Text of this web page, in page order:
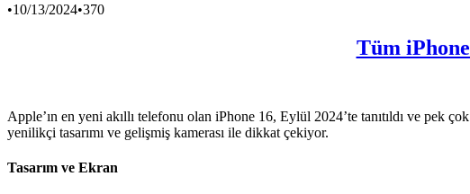
•10/13/2024•370
Tüm
Apple’ın en yeni akıllı telefonu olan iPhone 16, Eylül 2024’te tanıtıldı ve pek
yenilikçi tasarımı ve gelişmiş kamerası ile dikkat çekiyor.
Tasarım ve Ekran